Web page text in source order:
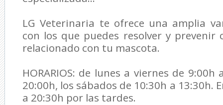
LG Veterinaria te ofrece una amplia
con los que puedes resolver y prevenir
relacionado con tu mascota.
HORARIOS: de lunes a viernes de
20:00h, los sábados de 10:30h a 13:30h.
a 20:30h por las tardes.